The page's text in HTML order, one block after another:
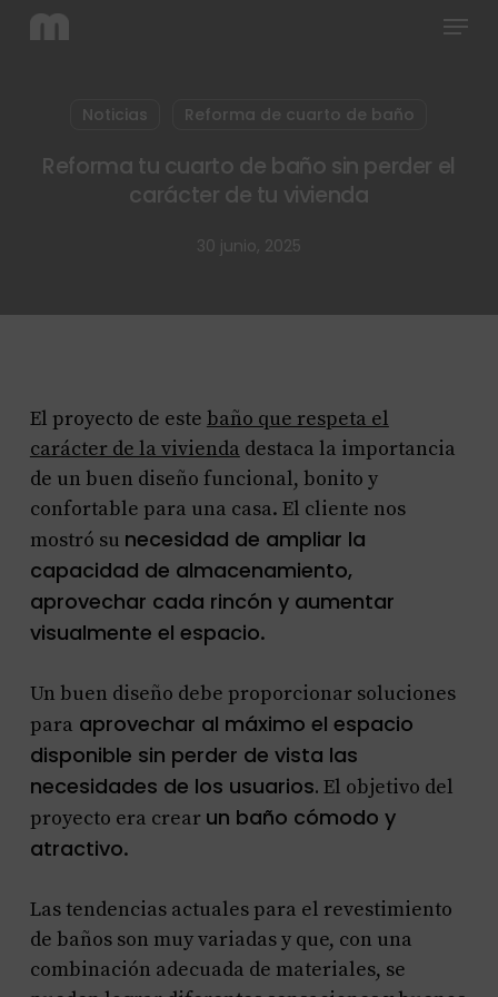
Menu
Noticias Reforma de cuarto de baño
Reforma tu cuarto de baño sin perder el
carácter de tu vivienda
30 junio, 2025
El proyecto de este baño que respeta el
carácter de la vivienda destaca la importancia
de un buen diseño funcional, bonito y
confortable para una casa. El cliente nos
mostró su necesidad de ampliar la
capacidad de almacenamiento,
aprovechar cada rincón y aumentar
visualmente el espacio.
Un buen diseño debe proporcionar soluciones
para aprovechar al máximo el espacio
disponible sin perder de vista las
necesidades de los usuarios. El objetivo del
proyecto era crear un baño cómodo y
atractivo.
Las tendencias actuales para el revestimiento
de baños son muy variadas y que, con una
combinación adecuada de materiales, se